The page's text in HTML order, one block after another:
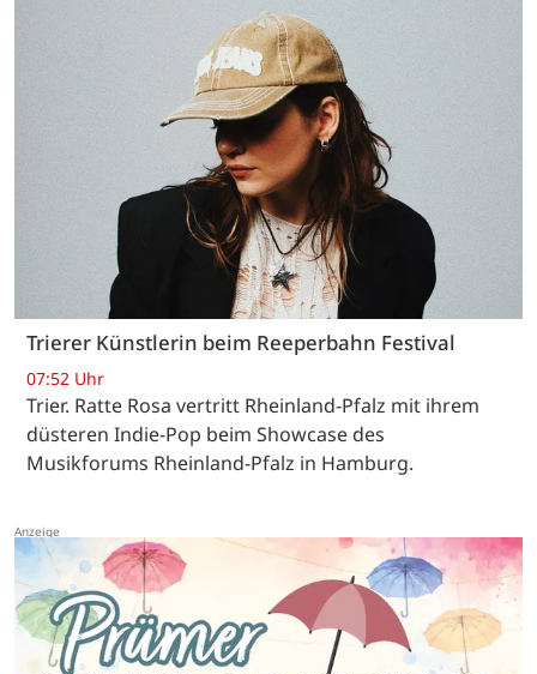
Trierer Künstlerin beim Reeperbahn Festival
07:52 Uhr
Trier. Ratte Rosa vertritt Rheinland-Pfalz mit ihrem
düsteren Indie-Pop beim Showcase des
Musikforums Rheinland-Pfalz in Hamburg.